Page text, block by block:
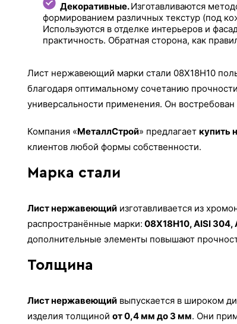
Декоративные.Изготавливаются
формированием различных текстур (под
Используются в отделке интерьеров и
практичность. Обратная сторона, как
Лист нержавеющий марки стали 08Х18Н10
благодаря оптимальному сочетанию
универсальности применения. Он
Компания «МеталлСтрой» предлагаеткупить
клиентов любой формы собственности.
Марка стали
Лист нержавеющий изготавливается из
распространённые марки: 08Х18Н10, AISI 304,
дополнительные элементы повышают
Толщина
Лист нержавеющий выпускается в широком
изделия толщинойот 0,4 мм до 3 мм. Они